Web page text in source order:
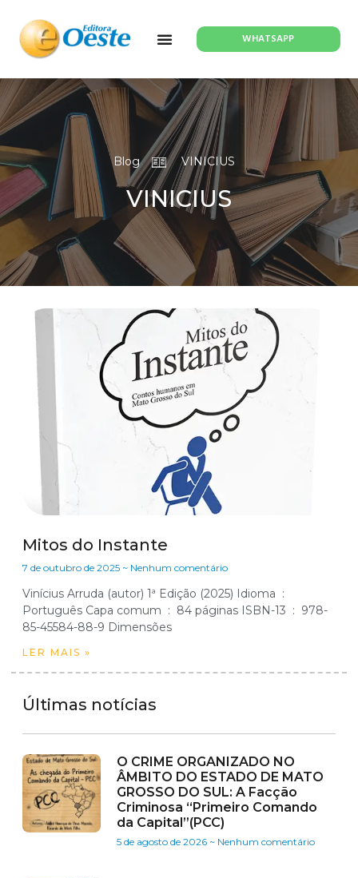
WHATSAPP
Blog VINICIUS
VINICIUS
Mitos do Instante
7 de outubro de 2025 Nenhum comentário
Vinícius Arruda (autor) 1ª Edição (2025) Idioma ‏ : ‎
Português Capa comum ‏ : ‎ 84 páginas ISBN-13 ‏ : ‎ 978-
LER MAIS »
Últimas notícias
O CRIME ORGANIZADO NO
ÂMBITO DO ESTADO DE MATO
GROSSO DO SUL: A Facção
Criminosa “Primeiro Comando
da Capital”(PCC)
5 de agosto de 2026 Nenhum comentário